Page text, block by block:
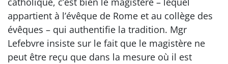
appartient à l’évêque de Rome et au collège des
évêques – qui authentifie la tradition. Mgr
Lefebvre insiste sur le fait que le magistère ne
peut être reçu que dans la mesure où il est